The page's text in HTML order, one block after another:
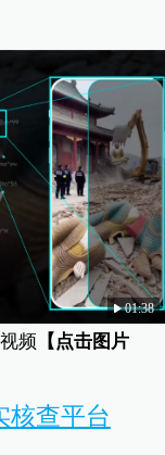
01:38
频 【点击图片
核查平台